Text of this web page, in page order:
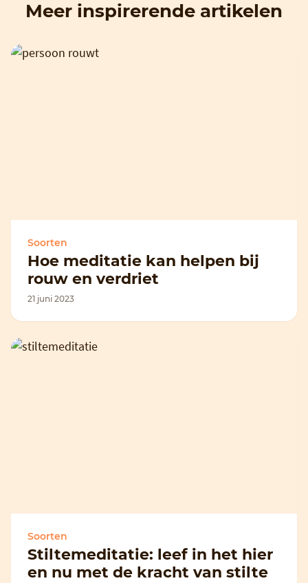
Meer inspirerende artikelen
Soorten
Hoe meditatie kan helpen bij
rouw en verdriet
21 juni 2023
Soorten
Stiltemeditatie: leef in het hier
en nu met de kracht van stilte